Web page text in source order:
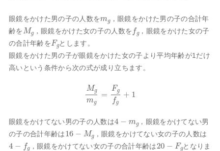
眼鏡をかけた男の子の人数を
，眼鏡をかけた男の子の合計年
齢を Mg ，眼鏡をかけた女の子の人数を fg ，眼鏡をかけた女の子
の合計年齢をFg とします。
眼鏡をかけた男の子が眼鏡をかけた女の子より平均年齢が1だけ
高いという条件から次の式が成り立ちます。
Mgm Fg
眼鏡をかけてない男の子の人数は 4
，眼鏡をかけてない男
の子の合計年齢は16 Mg ，眼鏡をかけてない女の子の人数は
4 g ，眼鏡をかけてない女の子の合計年齢は20 g となりま